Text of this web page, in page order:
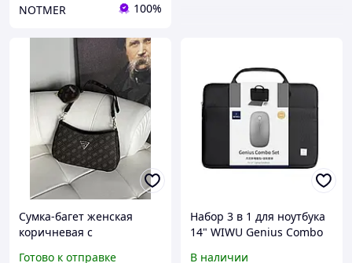
NOTMER 100%
Сумка-багет женская
коричневая с
Готово к отправке
Набор 3 в 1 для ноутбука
14" WIWU Genius Combo
В наличии